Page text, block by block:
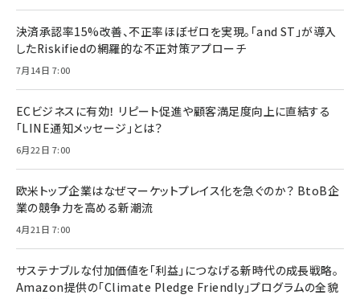
決済承認率15%改善、不正率ほぼゼロを実現。「and ST」が導入
したRiskifiedの網羅的な不正対策アプローチ
7月14日 7:00
ECビジネスに有効！ リピート促進や顧客満足度向上に直結する
「LINE通知メッセージ」とは？
6月22日 7:00
欧米トップ企業はなぜマーケットプレイス化を急ぐのか？ BtoB企
業の競争力を高める新潮流
4月21日 7:00
サステナブルな付加価値を「利益」につなげる新時代の成長戦略。
Amazon提供の「Climate Pledge Friendly」プログラムの全貌